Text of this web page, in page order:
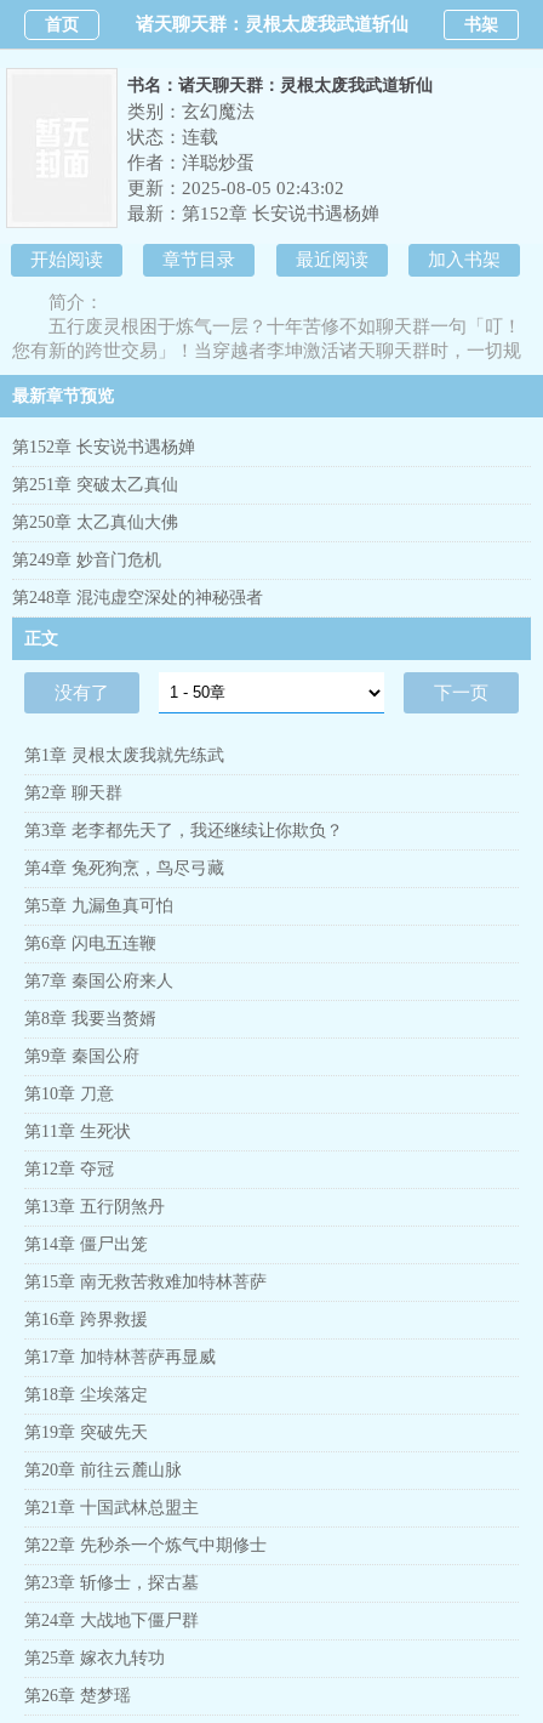
首页 诸天聊天群：灵根太废我武道斩仙 书架
书名：诸天聊天群：灵根太废我武道斩仙
类别：玄幻魔法
状态：连载
作者： 洋聪炒蛋
更新：2025-08-05 02:43:02
最新： 第152章 长安说书遇杨婵
开始阅读 章节目录 最近阅读 加入书架
简介：
五行废灵根困于炼气一层？十年苦修不如聊天群一句「叮！
您有新的跨世交易」！当穿越者李坤激活诸天聊天群时，一切规
则为之一变与段誉程英交换武道功法，仙武双修，近战我无敌与
何雨柱交换加特林，远战我亦不虚。什么炼气期防御法术刀枪不
入，一阶僵尸妖兽肉身强大，在我加特林菩萨面前一切都是渣
渣。从风云世界得道玄武真功，傲寒六诀，三分归元气。当我突
破到天人境之时，请问筑基大修士，你能挡得住我四十米的大刀
么？僵尸约会世界将臣：“李坤我承认我打不过你，但我有不死
身，可滴血重生，耗也能把你耗死！”服用了风云世界两颗龙元的
李坤笑了笑说：“谁说只有僵尸之体才有不死身，来我小爷给你表
演个断头再生术！”且看李坤在整合了多个世界的资源后，如何在
修仙界闯出赫赫威名！作者声明，本书有与主角暧昧不清的女配
角，但绝对无女主！
最新章节预览
第152章 长安说书遇杨婵
第251章 突破太乙真仙
第250章 太乙真仙大佛
第249章 妙音门危机
第248章 混沌虚空深处的神秘强者
正文
没有了 下一页
第1章 灵根太废我就先练武
第2章 聊天群
第3章 老李都先天了，我还继续让你欺负？
第4章 兔死狗烹，鸟尽弓藏
第5章 九漏鱼真可怕
第6章 闪电五连鞭
第7章 秦国公府来人
第8章 我要当赘婿
第9章 秦国公府
第10章 刀意
第11章 生死状
第12章 夺冠
第13章 五行阴煞丹
第14章 僵尸出笼
第15章 南无救苦救难加特林菩萨
第16章 跨界救援
第17章 加特林菩萨再显威
第18章 尘埃落定
第19章 突破先天
第20章 前往云麓山脉
第21章 十国武林总盟主
第22章 先秒杀一个炼气中期修士
第23章 斩修士，探古墓
第24章 大战地下僵尸群
第25章 嫁衣九转功
第26章 楚梦瑶